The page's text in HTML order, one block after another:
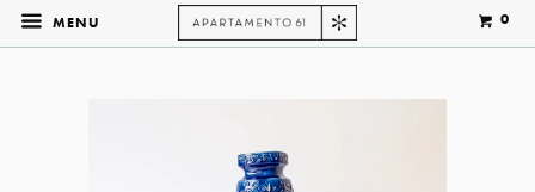
MENU 0